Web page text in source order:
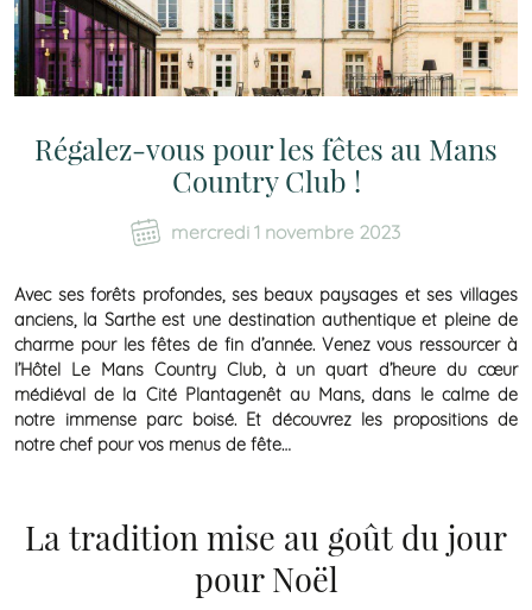
Régalez-vous pour les fêtes au Mans
Country Club !
mercredi 1 novembre 2023
Avec ses forêts profondes, ses beaux paysages et ses villages
anciens, la Sarthe est une destination authentique et pleine de
charme pour les fêtes de fin d’année. Venez vous ressourcer à
l’Hôtel Le Mans Country Club, à un quart d’heure du cœur
médiéval de la Cité Plantagenêt au Mans, dans le calme de
notre immense parc boisé. Et découvrez les propositions de
notre chef pour vos menus de fête…
La tradition mise au goût du jour
pour Noël